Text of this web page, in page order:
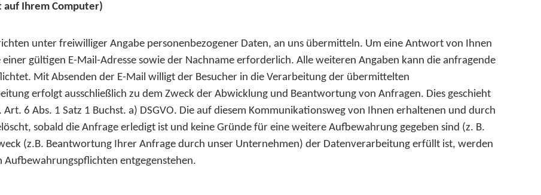
Ihrem Computer)
unter freiwilliger Angabe personenbezogener Daten, an uns übermitteln. Um eine Antwort von Ihnen
gültigen E-Mail-Adresse sowie der Nachname erforderlich. Alle weiteren Angaben kann die anfragende
Mit Absenden der E-Mail willigt der Besucher in die Verarbeitung der übermittelten
erfolgt ausschließlich zu dem Zweck der Abwicklung und Beantwortung von Anfragen. Dies geschieht
6 Abs. 1 Satz 1 Buchst. a) DSGVO. Die auf diesem Kommunikationsweg von Ihnen erhaltenen und durch
sobald die Anfrage erledigt ist und keine Gründe für eine weitere Aufbewahrung gegeben sind (z. B.
(z.B. Beantwortung Ihrer Anfrage durch unser Unternehmen) der Datenverarbeitung erfüllt ist, werden
Aufbewahrungspflichten entgegenstehen.